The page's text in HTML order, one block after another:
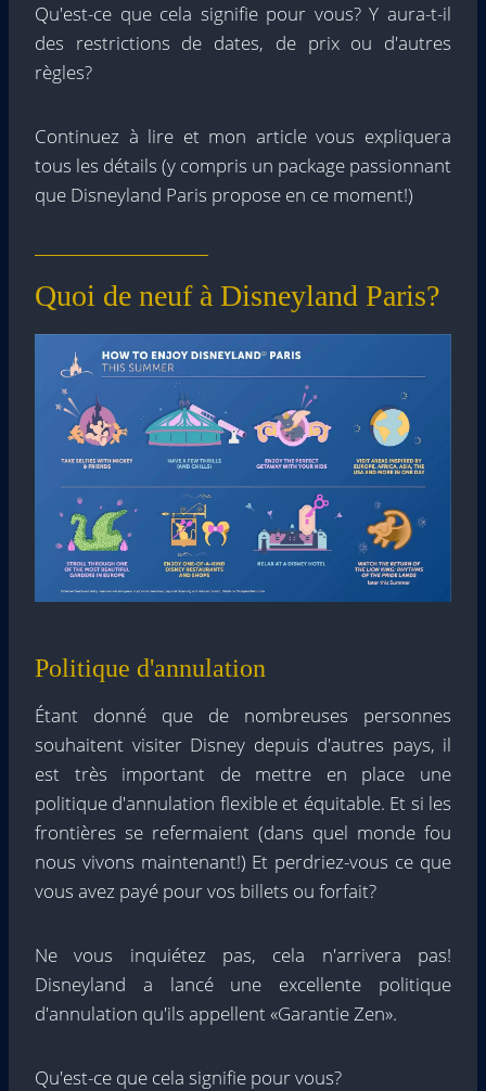
Qu'est-ce que cela signifie pour vous? Y aura-t-il
des restrictions de dates, de prix ou d'autres
règles?
Continuez à lire et mon article vous expliquera
tous les détails (y compris un package passionnant
que Disneyland Paris propose en ce moment!)
Quoi de neuf à Disneyland Paris?
Politique d'annulation
Étant donné que de nombreuses personnes
souhaitent visiter Disney depuis d'autres pays, il
est très important de mettre en place une
politique d'annulation flexible et équitable. Et si les
frontières se refermaient (dans quel monde fou
nous vivons maintenant!) Et perdriez-vous ce que
vous avez payé pour vos billets ou forfait?
Ne vous inquiétez pas, cela n'arrivera pas!
Disneyland a lancé une excellente politique
d'annulation qu'ils appellent «Garantie Zen».
Qu'est-ce que cela signifie pour vous?